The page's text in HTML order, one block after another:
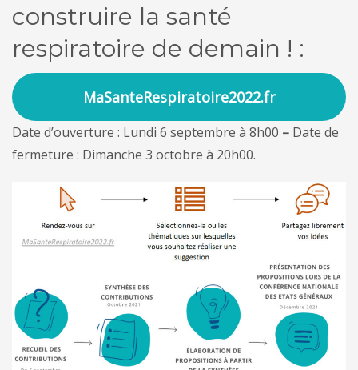
construire la santé
respiratoire de demain ! :
MaSanteRespiratoire2022.fr
Date d’ouverture : Lundi 6 septembre à 8h00 – Date de
fermeture : Dimanche 3 octobre à 20h00.